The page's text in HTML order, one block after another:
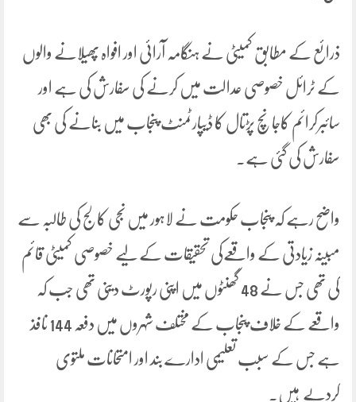
ذرائع کے مطابق کمیٹی نے ہنگامہ آرائی اور افواہ پھیلانے والوں
کے ٹرائل خصوصی عدالت میں کرنے کی سفارش کی ہے اور
سائبرکرائم کاجانچ پڑتال کا ڈیپارٹمنٹ پنجاب میں بنانے کی بھی
سفارش کی گئی ہے۔
واضح رہے کہ پنجاب حکومت نے لاہور میں نجی کالج کی طالبہ سے
مبینہ زیادتی کے واقعےکی تحقیقات کے لیے خصوصی کمیٹی قائم
کی تھی جس نے 48 گھنٹوں میں اپنی رپورٹ دینی تھی جب کہ
واقعے کے خلاف پنجاب کے مختلف شہروں میں دفعہ 144 نافذ
ہے جس کے سبب تعلیمی ادارے بند اور امتحانات ملتوی
کردیے ہیں۔